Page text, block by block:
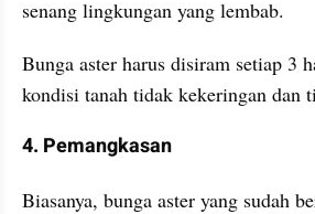
senang lingkungan yang lembab.
Bunga aster harus disiram setiap 3
kondisi tanah tidak kekeringan dan
4. Pemangkasan
Biasanya, bunga aster yang sudah